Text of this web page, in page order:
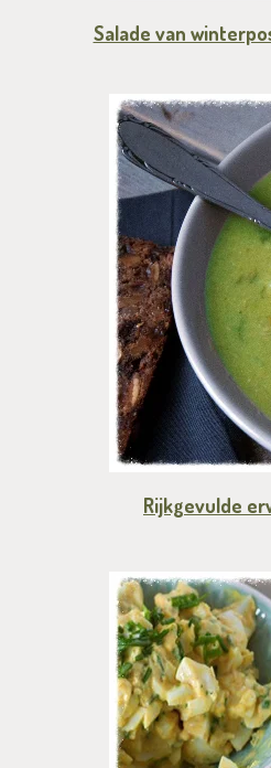
Salade van
Rijkgevulde